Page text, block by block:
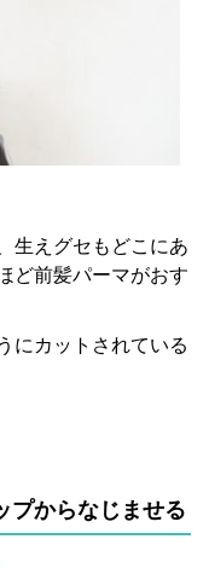
生えグセもどこにあ
ど前髪パーマがおす
にカットされている
プからなじませる